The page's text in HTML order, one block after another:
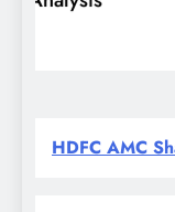
HDFC AMC